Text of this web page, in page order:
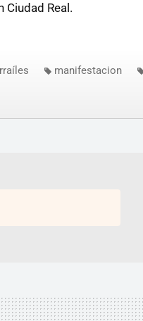
Ciudad Real.
manifestacion